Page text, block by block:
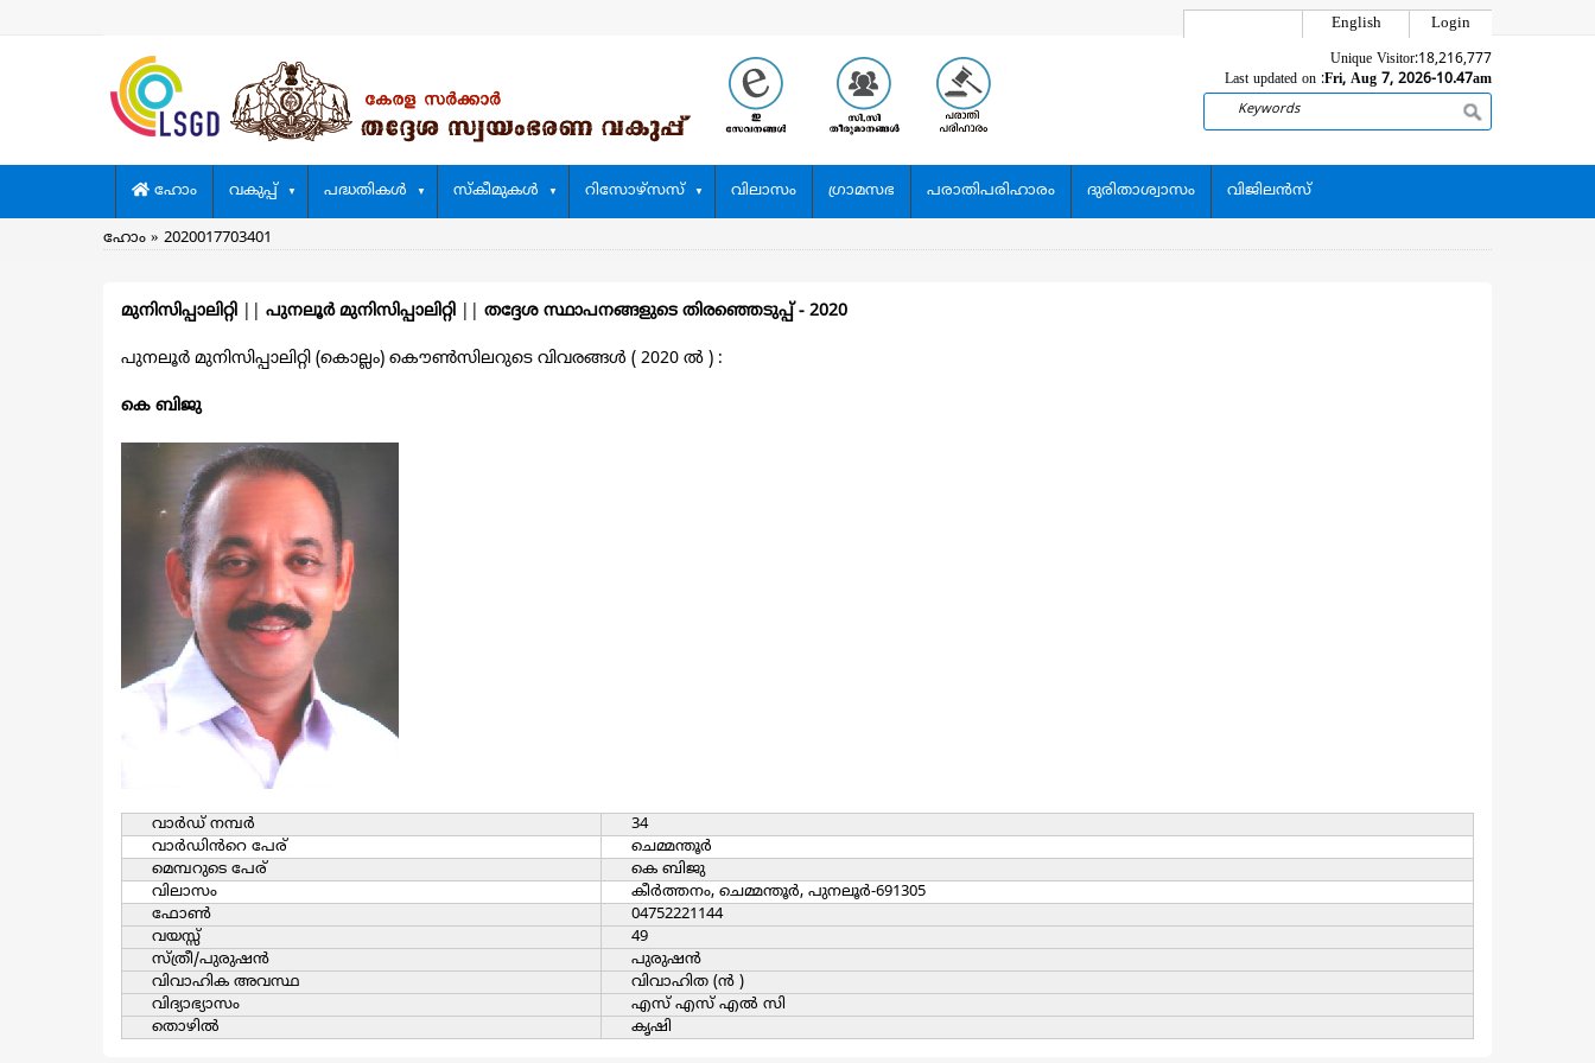
Login
English
Unique Visitor:18,216,777
Last updated on :Fri, Aug 7, 2026-10.47am
Search
Main
navigation
ഹോം വകുപ്പ് പദ്ധതികള്‍ സ്കീമുകള്‍ റിസോഴ്സസ് വിലാസം ഗ്രാമസഭ പരാതിപരിഹാരം ദുരിതാശ്വാസം വിജിലന്‍സ്
Breadcrumb
ഹോം 2020017703401
മുനിസിപ്പാലിറ്റി പുനലൂര്‍ മുനിസിപ്പാലിറ്റി തദ്ദേശ സ്ഥാപനങ്ങളുടെ തിരഞ്ഞെടുപ്പ്‌ - 2020
പുനലൂര്‍ മുനിസിപ്പാലിറ്റി (കൊല്ലം) കൌൺസിലറുടെ വിവരങ്ങള്‍ ( 2020 ല്‍ ) :
കെ ബിജു
വാര്‍ഡ്‌ നമ്പര്‍
34
വാര്‍ഡിൻറെ പേര്
ചെമ്മന്തൂര്‍
മെമ്പറുടെ പേര്
കെ ബിജു
വിലാസം
കീര്‍ത്തനം, ചെമ്മന്തൂര്‍, പുനലൂര്‍-691305
ഫോൺ
04752221144
വയസ്സ്
49
സ്ത്രീ/പുരുഷന്‍
പുരുഷന്‍
വിവാഹിക അവസ്ഥ
വിവാഹിത (ന്‍ )
വിദ്യാഭ്യാസം
എസ് എസ് എല്‍ സി
തൊഴില്‍
കൃഷി